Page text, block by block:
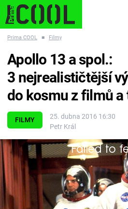
ESCAPE PLNEJ KOTEL
Témata
Filmy
Seriály
Prima COOL ■ Filmy
FILMY
25. dubna 2016 16:30
Petr Král
Apollo 13 a spol.:
3 nejrealističtější
do kosmu z filmů a
Failed to
Houstone, máme problém!